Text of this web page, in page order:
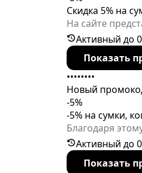
Скидка 5% на
На сайте
если ввести
предложения.
Активный до
Показать
••••••••
Новый
-5%
-5% на сумки,
Благодаря
мастерство
Активный до
Показать